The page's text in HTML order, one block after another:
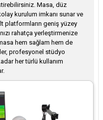
Masa, düz
kurulum imkanı sunar ve
platformların geniş yüzey
rahatça yerleştirmenize
hem sağlam hem de
profesyonel stüdyo
her türlü kullanım